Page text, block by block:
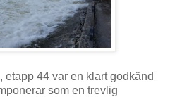
etapp 44 var en klart godkänd
som en trevlig